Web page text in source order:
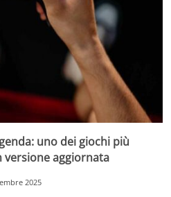
uno dei giochi più
aggiornata
2025